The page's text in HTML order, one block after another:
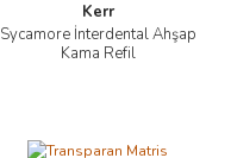
Kerr
Sycamore İnterdental Ahşap
Kama Refil